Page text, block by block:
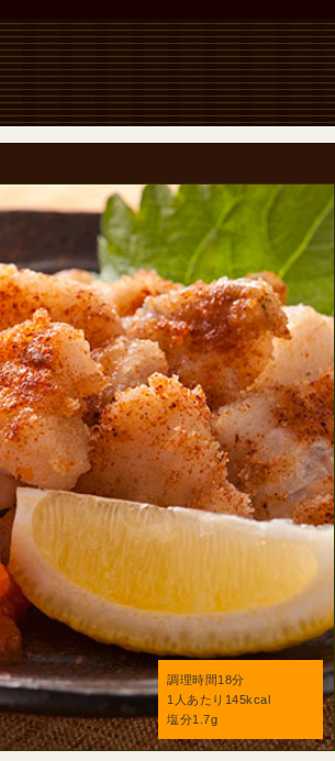
調理時間18分
1人あたり145kcal
塩分1.7g